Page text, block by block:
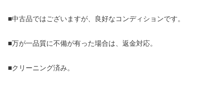
■中古品ではございますが、良好なコンディションです。
■万が一品質に不備が有った場合は、返金対応。
■クリーニング済み。